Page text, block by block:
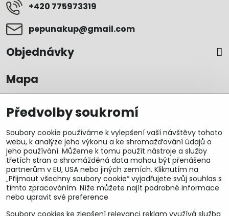
+420 775973319
pepunakup​@gmail​.com
Objednávky
Mapa
Předvolby soukromí
Soubory cookie používáme k vylepšení vaší návštěvy tohoto
webu, k analýze jeho výkonu a ke shromažďování údajů o
jeho používání. Můžeme k tomu použít nástroje a služby
třetích stran a shromážděná data mohou být přenášena
partnerům v EU, USA nebo jiných zemích. Kliknutím na
„Přijmout všechny soubory cookie“ vyjadřujete svůj souhlas s
tímto zpracováním. Níže můžete najít podrobné informace
nebo upravit své preference
Soubory cookies ke zlepšení relevanci reklam využívá služba